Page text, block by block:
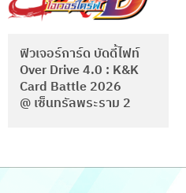
ฟิวเจอร์การ์ด บัดดี้ไฟท์
Over Drive 4.0 : K&K
Card Battle 2026
@ เซ็นทรัลพระราม 2